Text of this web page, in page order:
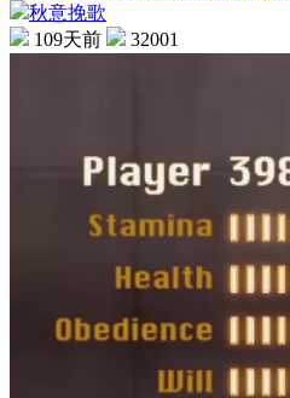
秋意挽歌
109天前
32001